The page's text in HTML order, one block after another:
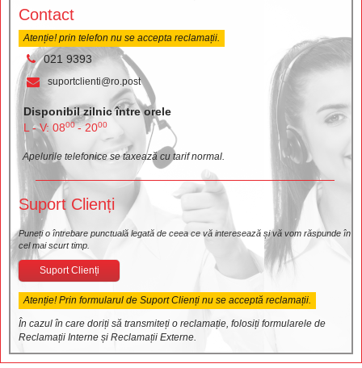
Contact
Atenție! prin telefon nu se accepta reclamații.
021 9393
suportclienti@ro.post
Disponibil zilnic între orele
L - V: 0800- 2000
Apelurile telefonice se taxează cu tarif normal.
Suport Clienți
Puneți o întrebare punctuală legată de ceea ce vă interesează și vă vom răspunde în
cel mai scurt timp.
Suport Clienți
Atenție! Prin formularul de Suport Clienți nu se acceptă reclamații.
În cazul în care doriți să transmiteți o reclamație, folosiți formularele de
Reclamații Interne și Reclamații Externe.